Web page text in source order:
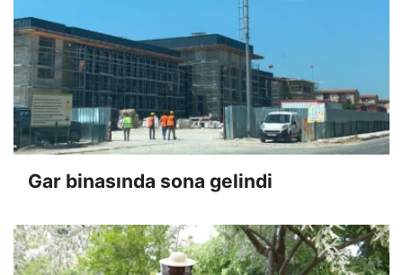
Gar binasında sona gelindi